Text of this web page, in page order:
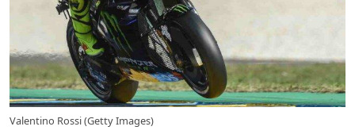
Valentino Rossi (Getty Images)